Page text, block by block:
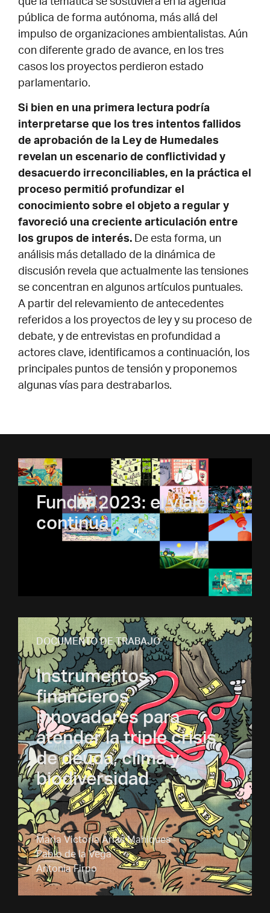
que la temática se sostuviera en la agenda
pública de forma autónoma, más allá del
impulso de organizaciones ambientalistas. Aún
con diferente grado de avance, en los tres
casos los proyectos perdieron estado
parlamentario.
Si bien en una primera lectura podría
interpretarse que los tres intentos fallidos
de aprobación de la Ley de Humedales
revelan un escenario de conflictividad y
desacuerdo irreconciliables, en la práctica el
proceso permitió profundizar el
conocimiento sobre el objeto a regular y
favoreció una creciente articulación entre
los grupos de interés. De esta forma, un
análisis más detallado de la dinámica de
discusión revela que actualmente las tensiones
se concentran en algunos artículos puntuales.
A partir del relevamiento de antecedentes
referidos a los proyectos de ley y su proceso de
debate, y de entrevistas en profundidad a
actores clave, identificamos a continuación, los
principales puntos de tensión y proponemos
algunas vías para destrabarlos.
Fundar 2023: el viaje
continúa
DOCUMENTO DE TRABAJO
Instrumentos
financieros
innovadores para
atender la triple crisis
de deuda, clima y
biodiversidad
Maria Victoria Arias Mahiques
Pablo de la Vega
Antonia Firpo